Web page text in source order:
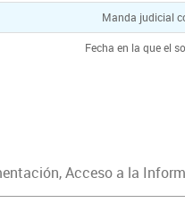
Manda judicial
Fecha en la que el
Acceso a la